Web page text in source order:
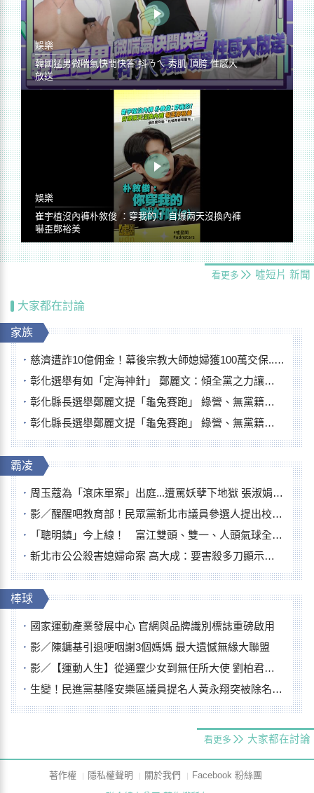
娛樂
韓國猛男微喘氣快問快答 抖ㄋㄟ 秀肌 頂胯 性感大
放送
娛樂
崔宇植沒內褲朴敘俊 ：穿我的！ 自爆兩天沒換內褲
嚇歪鄭裕美
看更多 噓短片 新聞
大家都在討論
家族
慈濟遭詐10億佣金！幕後宗教大師媳婦獲100萬交保...快步奔離不發一語
彰化選舉有如「定海神針」 鄭麗文：傾全黨之力讓彰化贏
彰化縣長選舉鄭麗文提「龜兔賽跑」 綠營、無黨籍忙否認是烏龜
彰化縣長選舉鄭麗文提「龜兔賽跑」 綠營、無黨籍忙否認是烏龜
霸凌
周玉蔻為「滾床單案」出庭...遭罵妖孽下地獄 張淑娟批：舌頭殺人有罪
影／醒醒吧教育部！民眾黨新北市議員參選人提出校園反毒防線升級政見
「聰明鎮」今上線！ 富江雙頭、雙一、人頭氣球全登場
新北市公公殺害媳婦命案 高大成：要害殺多刀顯示怨恨深
棒球
國家運動產業發展中心 官網與品牌識別標誌重磅啟用
影／陳鏞基引退哽咽謝3個媽媽 最大遺憾無緣大聯盟
影／【運動人生】從通靈少女到無任所大使 劉柏君女裁判人生國際發光
生變！民進黨基隆安樂區議員提名人黃永翔突被除名 將另提他人
看更多 大家都在討論
著作權 隱私權聲明 關於我們
Facebook 粉絲團